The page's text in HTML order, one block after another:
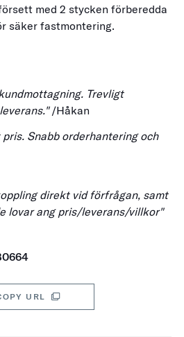
med 2 stycken förberedda
säker fastmontering.
Trevligt
/Håkan
Snabb orderhantering och
direkt vid förfrågan, samt
lovar ang pris/leverans/villkor"
URL